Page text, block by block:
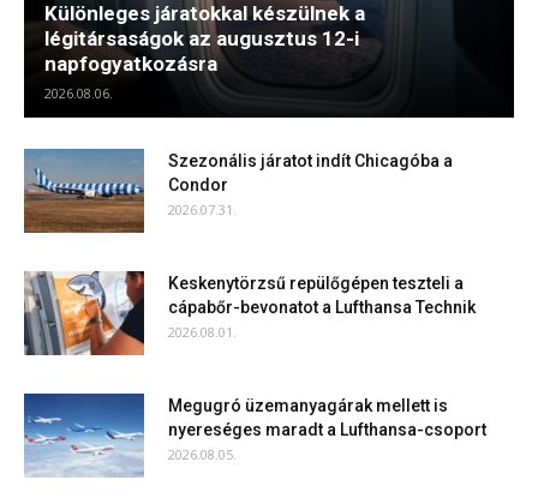
Különleges járatokkal készülnek a
légitársaságok az augusztus 12-i
napfogyatkozásra
2026.08.06.
Szezonális járatot indít Chicagóba a
Condor
2026.07.31.
Keskenytörzsű repülőgépen teszteli a
cápabőr-bevonatot a Lufthansa Technik
2026.08.01.
Megugró üzemanyagárak mellett is
nyereséges maradt a Lufthansa-csoport
2026.08.05.